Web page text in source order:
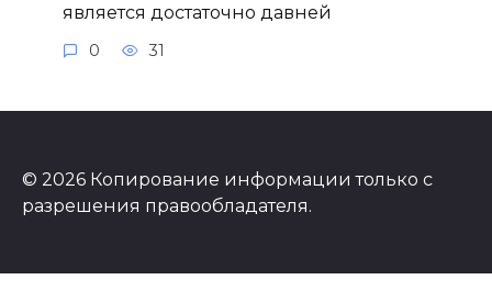
является достаточно давней
0 31
© 2026 Копирование информации только с
разрешения правообладателя.